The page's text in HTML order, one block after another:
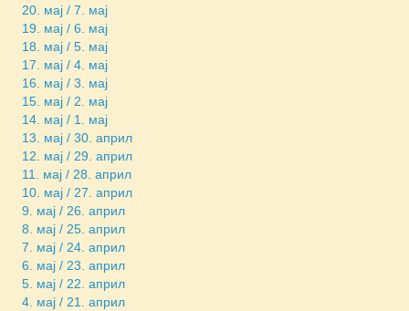
20. мај / 7. мај
19. мај / 6. мај
18. мај / 5. мај
17. мај / 4. мај
16. мај / 3. мај
15. мај / 2. мај
14. мај / 1. мај
13. мај / 30. април
12. мај / 29. април
11. мај / 28. април
10. мај / 27. април
9. мај / 26. април
8. мај / 25. април
7. мај / 24. април
6. мај / 23. април
5. мај / 22. април
4. мај / 21. април